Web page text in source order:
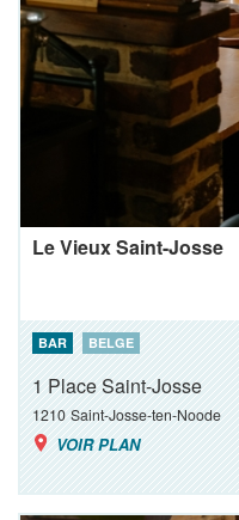
Le Vieux Saint-Josse
BAR BELGE
1 Place Saint-Josse
1210 Saint-Josse-ten-Noode
VOIR PLAN